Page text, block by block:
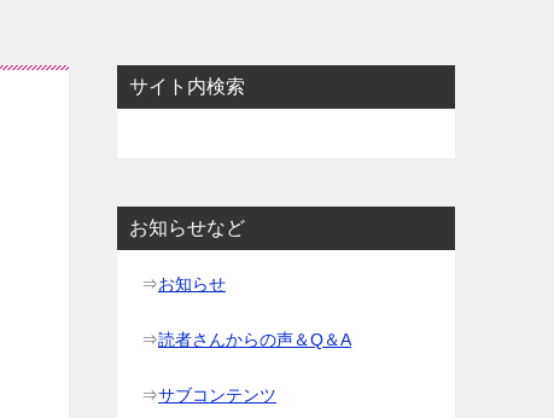
サイト内検索
お知らせなど
⇒お知らせ
⇒読者さんからの声＆Q＆A
⇒サブコンテンツ